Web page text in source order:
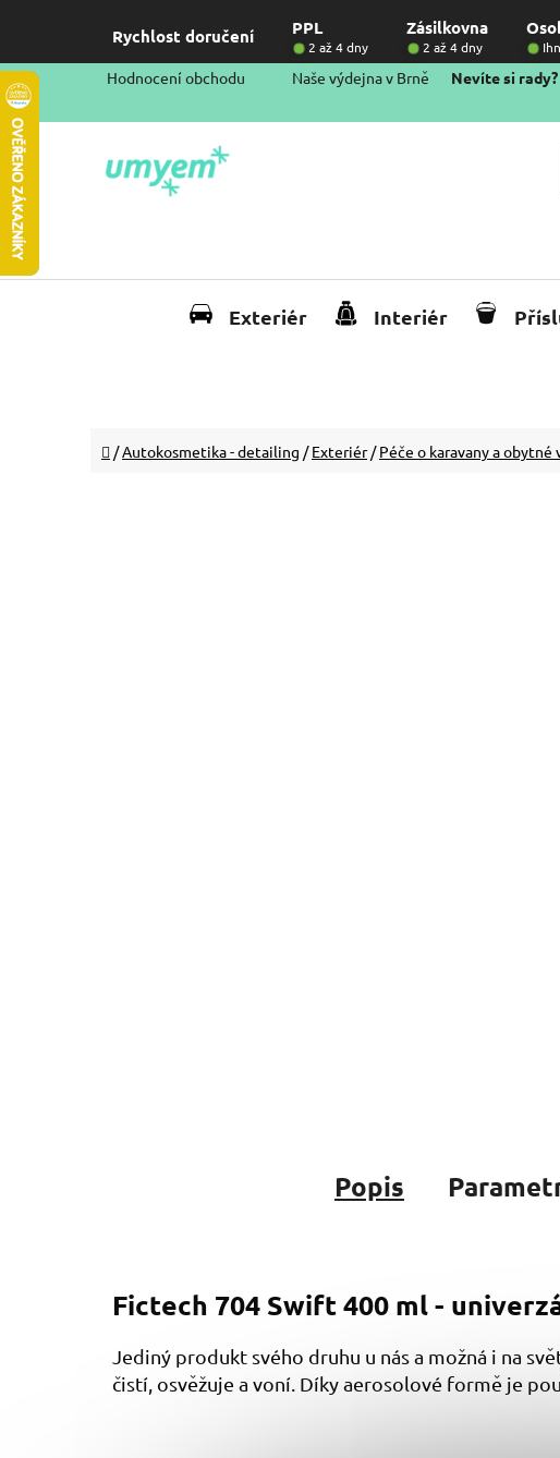
obsah
Rychlost doručení PPL Zásilkovna
2 až 4 dny 2 až 4 dny
Hodnocení obchodu Naše výdejna v Brně Nevíte si rady?
Exteriér Interiér
Domů
/Autokosmetika - detailing / Exteriér / Péče o karavany a obytné
Popis
Fictech 704 Swift 400 ml -
Jediný produkt svého druhu u nás a možná i na
čistí, osvěžuje a voní. Díky aerosolové formě je